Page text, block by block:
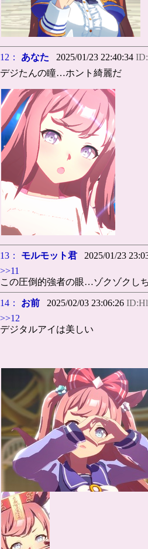
12： あなた 2025/01/23 22:40:34
デジたんの瞳…ホント綺麗だ
13： モルモット君 2025/01/23
>>11
この圧倒的強者の眼…ゾクゾクし
14： お前 2025/02/03 23:06:26
>>12
デジタルアイは美しい